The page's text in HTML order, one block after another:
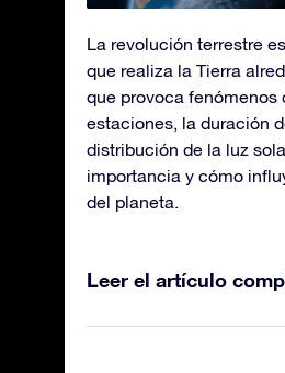
La revolución terrestre
que realiza la Tierra
que provoca fenómenos
estaciones, la duración
distribución de la luz
importancia y cómo
del planeta.
Leer el artículo